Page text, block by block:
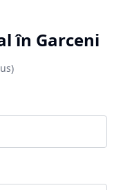
în Garceni